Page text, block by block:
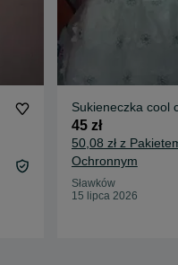
Sukieneczka cool
45 zł
50,08 zł z
Ochronnym
Sławków
15 lipca 2026